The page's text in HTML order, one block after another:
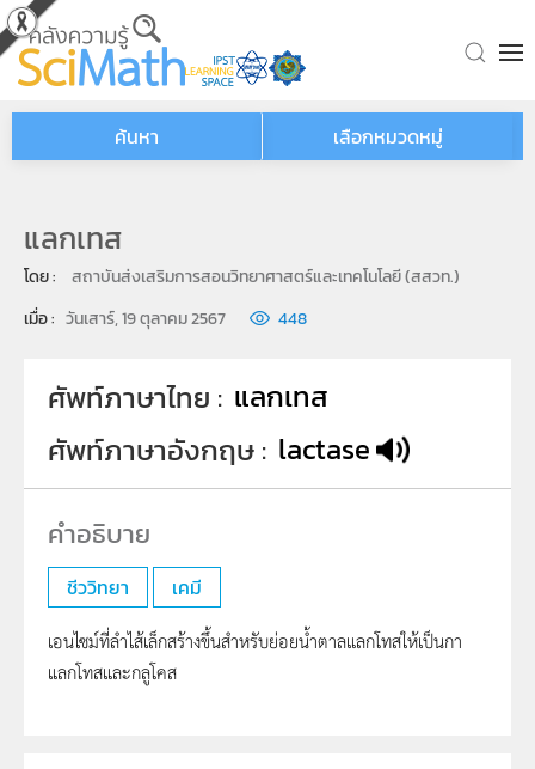
Skip to main content
ค้นหา เลือกหมวดหมู่
แลกเทส
โดย :
สถาบันส่งเสริมการสอนวิทยาศาสตร์และเทคโนโลยี (สสวท.)
เมื่อ : วันเสาร์, 19 ตุลาคม 2567 448
ศัพท์ภาษาไทย
แลกเทส
ศัพท์ภาษาอังกฤษ lactase
ชีววิทยา เคมี
เอนไซม์ที่ลำไส้เล็กสร้างขึ้นสำหรับย่อยน้ำตาลแลกโทสให้เป็นกา
แลกโทสและกลูโคส